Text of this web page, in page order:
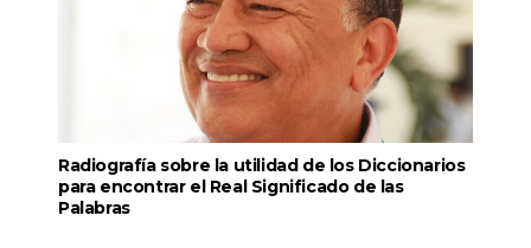
Radiografía sobre la utilidad de los Diccionarios
para encontrar el Real Significado de las
Palabras